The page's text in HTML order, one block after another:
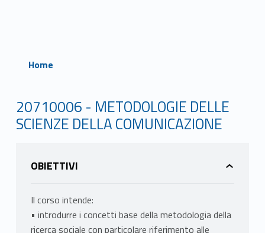
Home
20710006 - METODOLOGIE DELLE
SCIENZE DELLA COMUNICAZIONE
OBIETTIVI
Il corso intende:
• introdurre i concetti base della metodologia della
ricerca sociale con particolare riferimento alle